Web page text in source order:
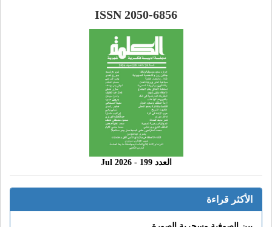
ISSN 2050-6856
العدد 199 - 2026 Jul
الأكثر قراءة